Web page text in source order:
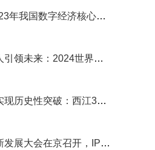
核心产业增加值预计突破12万亿元大关
2024世界人工智能大会盛况空前
30-2B钻采平台导管架全面国产化安装成功
在京召开，IPv6发展成效显著